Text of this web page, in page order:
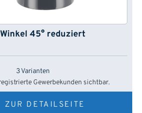
45° reduziert
3 Varianten
Gewerbekunden sichtbar.
ZUR DETAILSEITE